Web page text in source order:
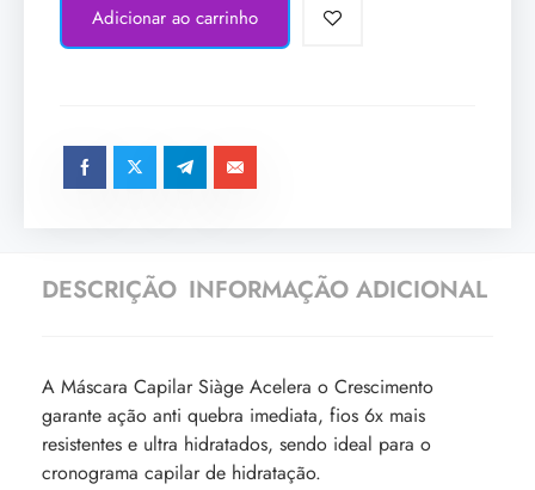
Adicionar ao carrinho
DESCRIÇÃO INFORMAÇÃO ADICIONAL
A Máscara Capilar Siàge Acelera o Crescimento
garante ação anti quebra imediata, fios 6x mais
resistentes e ultra hidratados, sendo ideal para o
cronograma capilar de hidratação.